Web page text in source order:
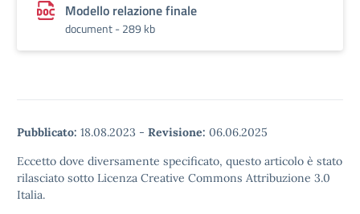
Modello relazione finale
document - 289 kb
Pubblicato: 18.08.2023 - Revisione: 06.06.2025
Eccetto dove diversamente specificato, questo articolo è stato
rilasciato sotto Licenza Creative Commons Attribuzione 3.0
Italia.